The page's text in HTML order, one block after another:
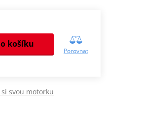
košíku
Porovnat
si svou motorku